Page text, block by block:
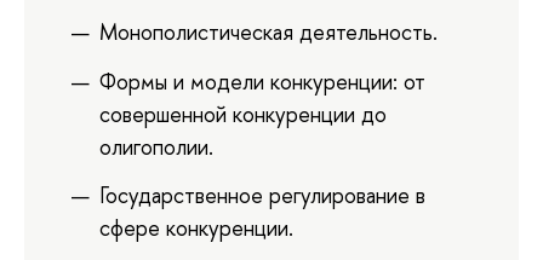
Монополистическая деятельность.
Формы и модели конкуренции: от
совершенной конкуренции до
олигополии.
Государственное регулирование в
сфере конкуренции.